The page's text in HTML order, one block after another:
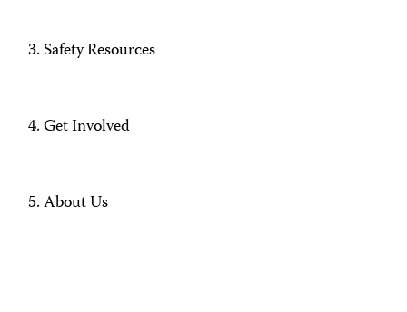
Safety Resources
Get Involved
About Us